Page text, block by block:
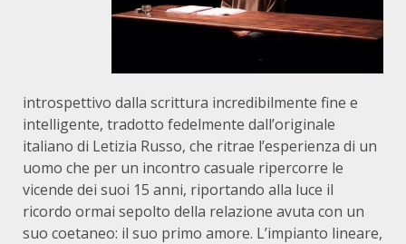
introspettivo dalla scrittura incredibilmente fine e
intelligente, tradotto fedelmente dall’originale
italiano di Letizia Russo, che ritrae l’esperienza di un
uomo che per un incontro casuale ripercorre le
vicende dei suoi 15 anni, riportando alla luce il
ricordo ormai sepolto della relazione avuta con un
suo coetaneo: il suo primo amore. L’impianto lineare,